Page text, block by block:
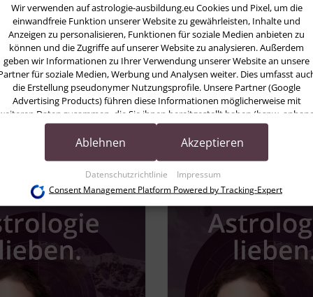
Wir verwenden auf astrologie-ausbildung.eu Cookies und Pixel, um die
einwandfreie Funktion unserer Website zu gewährleisten, Inhalte und
Anzeigen zu personalisieren, Funktionen für soziale Medien anbieten zu
können und die Zugriffe auf unserer Website zu analysieren. Außerdem
geben wir Informationen zu Ihrer Verwendung unserer Website an unsere
für soziale Medien, Werbung und Analysen weiter. Dies umfasst
die Erstellung pseudonymer Nutzungsprofile. Unsere Partner (Google
Advertising Products) führen diese Informationen möglicherweise mit
Daten zusammen, die Sie ihnen bereitgestellt haben (bspw.
eines persönlichen Accounts) oder welche sie im Rahmen Ihrer Nutzung der
Dienste gesammelt haben (bspw. Nutzungsdaten anderer Geräte). Ihre
Einwilligung zur Nutzung von Cookies und Pixeln können Sie jederzeit
dort die entsprechenden Anpassungen vornehmen.
Zwecke der Datenverarbeitung durch unsere Partner:
Speichern von oder Zugriff auf Informationen auf einem Endgerät
Verwendung reduzierter Daten zur Auswahl von Werbeanzeigen
Erstellung von Profilen für personalisierte Werbung
Verwendung von Profilen zur Auswahl personalisierter Werbung
Verwendung von Profilen zur Auswahl personalisierter Inhalte
Messung der Werbeleistung
Datenschutzrichtlinie Impressum
Ablehnen Akzeptieren
Consent Management Platform Powered by Tracking-Expert